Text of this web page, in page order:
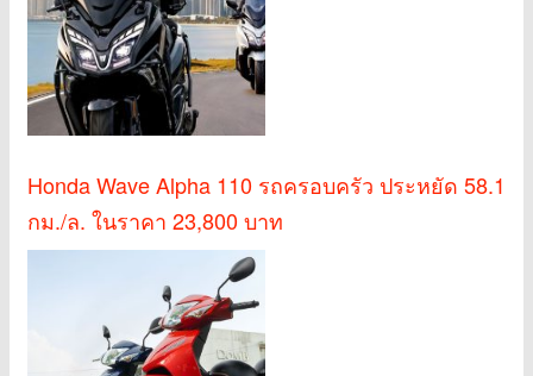
Honda Wave Alpha 110 รถครอบครัว ประหยัด 58.1
กม./ล. ในราคา 23,800 บาท